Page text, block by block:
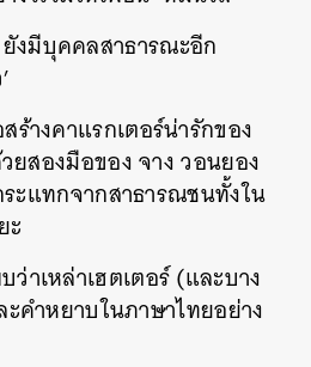
งมีบุคคลสาธารณะอีก
ร้างคาแรกเตอร์น่ารักของ
ยสองมือของ จาง วอนยอง
ะแทกจากสาธารณชนทั้งใน
ะ
าเหล่าเฮตเตอร์ (และบาง
คำหยาบในภาษาไทยอย่าง